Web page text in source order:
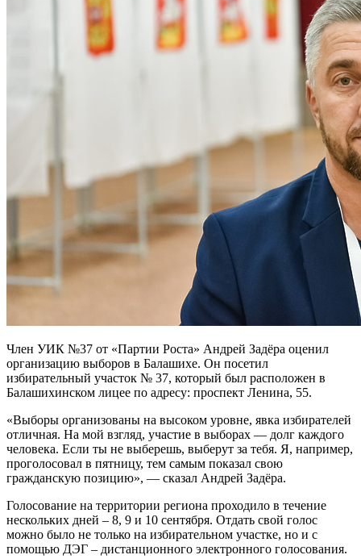
Член УИК №37 от «Партии Роста» Андрей Задёра оценил
организацию выборов в Балашихе. Он посетил
избирательный участок № 37, который был расположен в
Балашихинском лицее по адресу: проспект Ленина, 55.
«Выборы организованы на высоком уровне, явка избирателей
отличная. На мой взгляд, участие в выборах — долг каждого
человека. Если ты не выберешь, выберут за тебя. Я, например,
проголосовал в пятницу, тем самым показал свою
гражданскую позицию», — сказал Андрей Задёра.
Голосование на территории региона проходило в течение
нескольких дней – 8, 9 и 10 сентября. Отдать свой голос
можно было не только на избирательном участке, но и с
помощью ДЭГ – дистанционного электронного голосования.